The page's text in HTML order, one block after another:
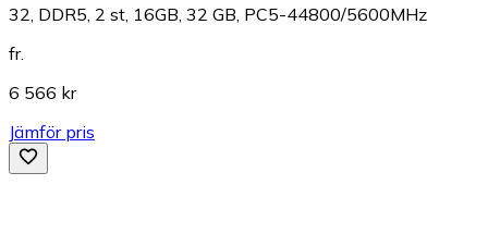
32, DDR5, 2 st, 16GB, 32 GB, PC5-44800/5600MHz
fr.
6 566 kr
Jämför pris